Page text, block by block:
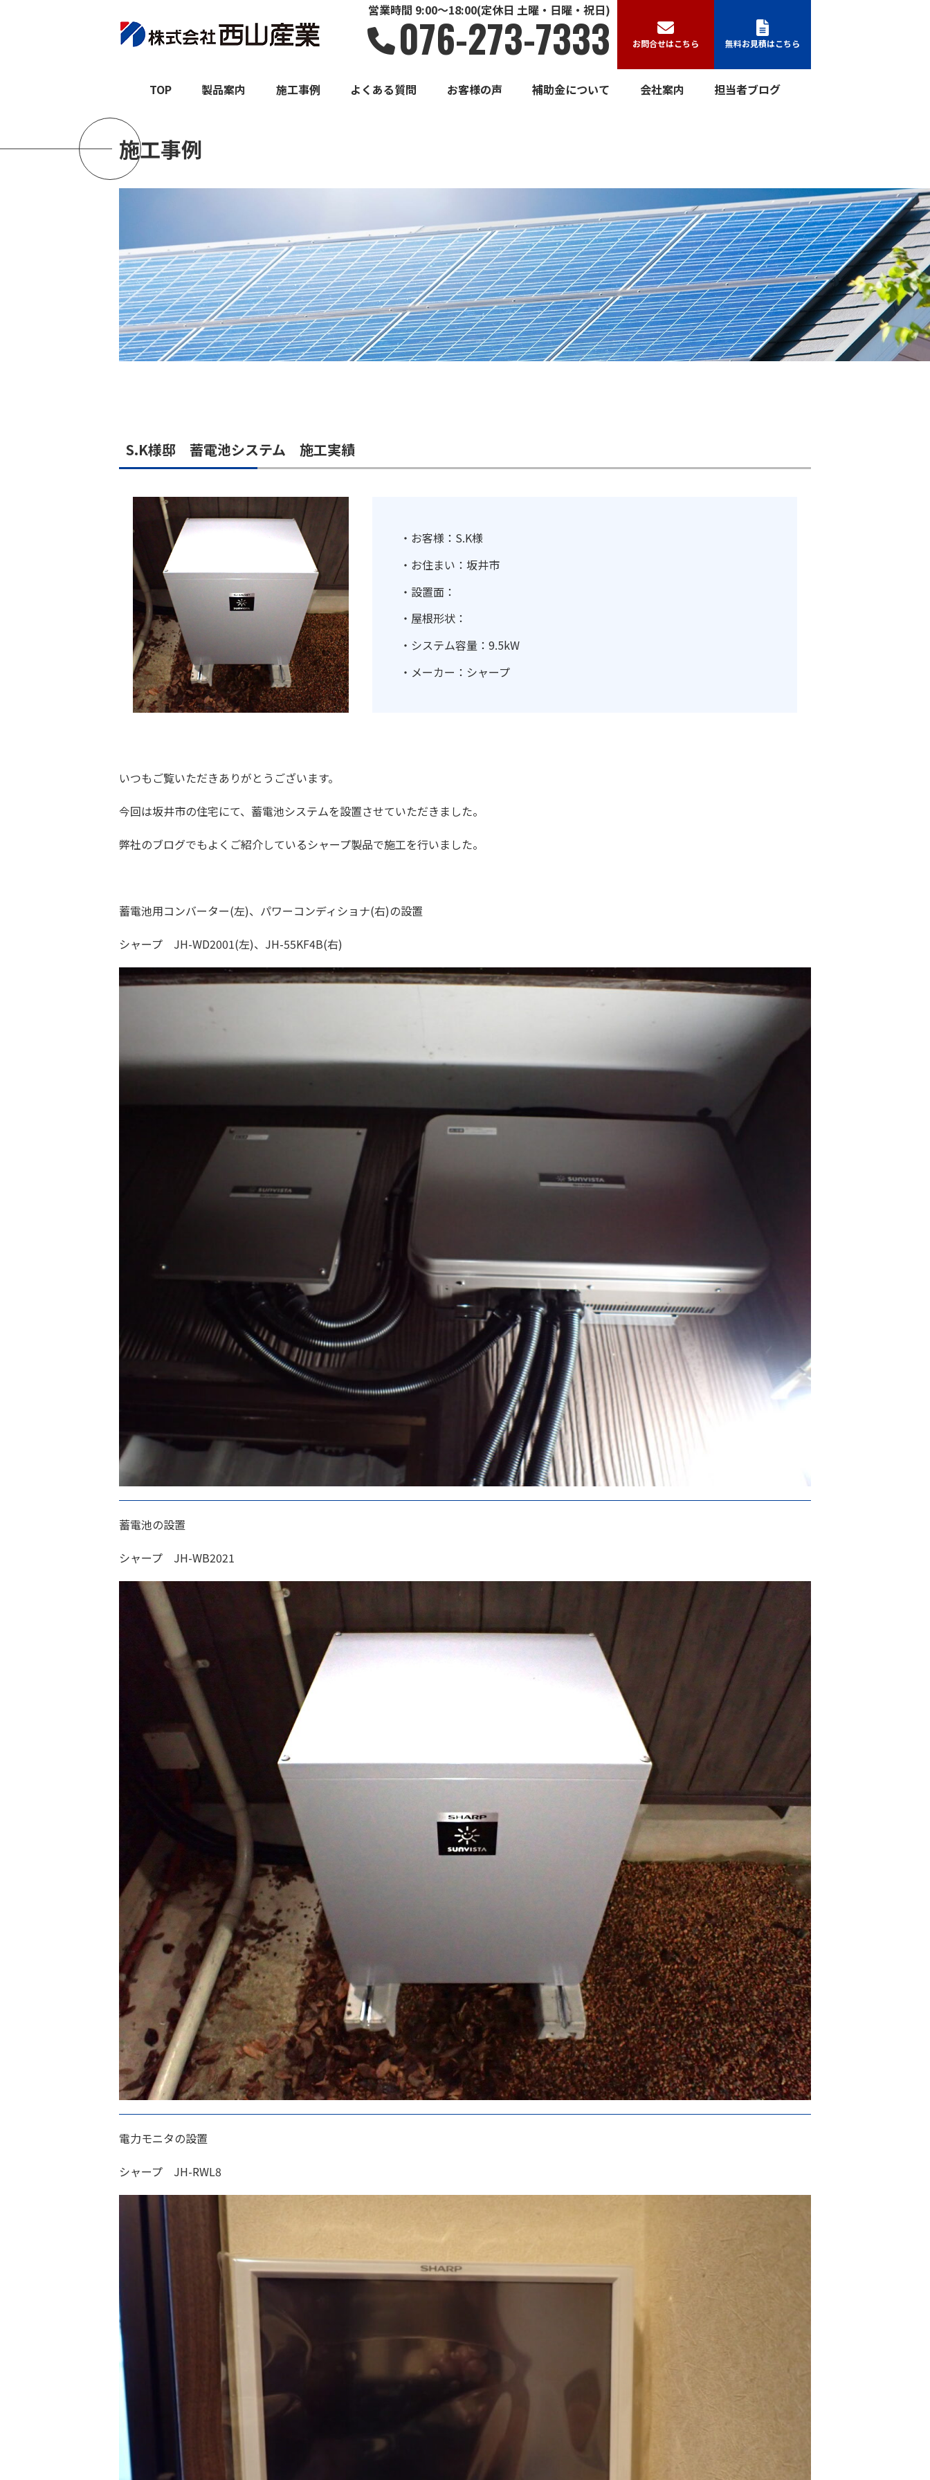
営業時間 9:00～18:00(定休日 土曜・日曜・祝日)
076-273-7333 お問合せはこちら 無料お見積はこちら
TOP 製品案内 施工事例 よくある質問 お客様の声 補助金について 会社案内 担当者ブログ
施工事例
S.K様邸 蓄電池システム 施工実績
・お客様：S.K様
・お住まい：坂井市
・設置面：
・屋根形状：
・システム容量：9.5kW
・メーカー：シャープ
いつもご覧いただきありがとうございます。
今回は坂井市の住宅にて、蓄電池システムを設置させていただきました。
弊社のブログでもよくご紹介しているシャープ製品で施工を行いました。
蓄電池用コンバーター(左)、パワーコンディショナ(右)の設置
シャープ JH-WD2001(左)、JH-55KF4B(右)
蓄電池の設置
シャープ JH-WB2021
電力モニタの設置
シャープ JH-RWL8